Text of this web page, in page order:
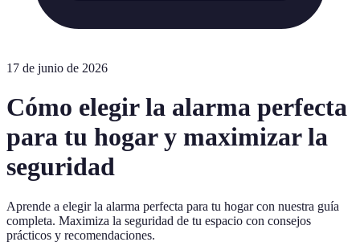
17 de junio de 2026
Cómo elegir la alarma perfecta
para tu hogar y maximizar la
seguridad
Aprende a elegir la alarma perfecta para tu hogar con nuestra guía
completa. Maximiza la seguridad de tu espacio con consejos
prácticos y recomendaciones.